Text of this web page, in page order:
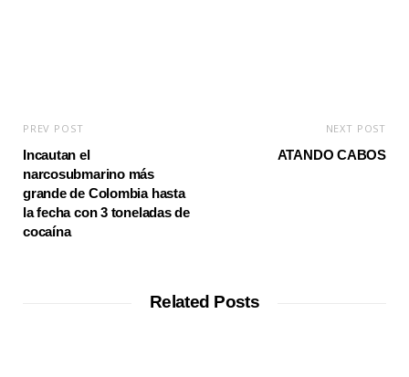
PREV POST
Incautan el
narcosubmarino más
grande de Colombia hasta
la fecha con 3 toneladas de
cocaína
NEXT POST
ATANDO CABOS
Related Posts